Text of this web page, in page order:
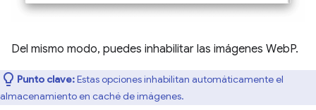
Del mismo modo, puedes inhabilitar las imágenes WebP.
Punto clave:Estas opciones inhabilitan automáticamente el
almacenamiento en caché de imágenes.